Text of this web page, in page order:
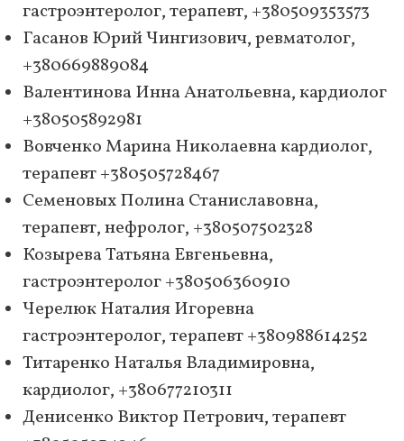
гастроэнтеролог, терапевт, +380509353573
Гасанов Юрий Чингизович, ревматолог,
+380669889084
Валентинова Инна Анатольевна, кардиолог
+380505892981
Вовченко Марина Николаевна кардиолог,
терапевт +380505728467
Семеновых Полина Станиславовна,
терапевт, нефролог, +380507502328
Козырева Татьяна Евгеньевна,
гастроэнтеролог +380506360910
Черелюк Наталия Игоревна
гастроэнтеролог, терапевт +380988614252
Титаренко Наталья Владимировна,
кардиолог, +380677210311
Денисенко Виктор Петрович, терапевт